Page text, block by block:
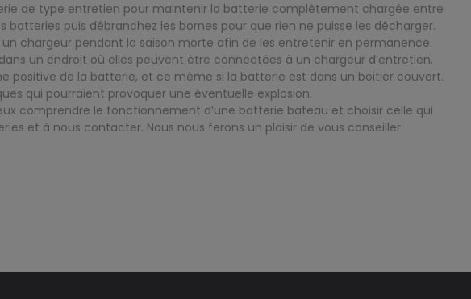
de type entretien pour maintenir la batterie complètement chargée entre
puis débranchez les bornes pour que rien ne puisse les décharger.
un chargeur pendant la saison morte afin de les entretenir en permanence.
un endroit où elles peuvent être connectées à un chargeur d’entretien.
positive de la batterie, et ce même si la batterie est dans un boitier couvert.
qui pourraient provoquer une éventuelle explosion.
comprendre le fonctionnement d’une batterie bateau et choisir celle qui
et à nous contacter. Nous nous ferons un plaisir de vous conseiller.